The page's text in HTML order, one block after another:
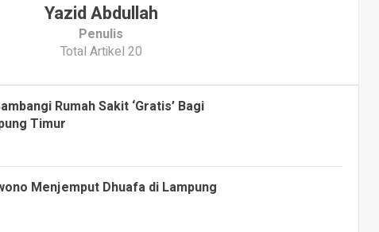
Yazid Abdullah
Penulis
Total Artikel 20
Rumah Sakit ‘Gratis’ Bagi
Timur
Menjemput Dhuafa di Lampung